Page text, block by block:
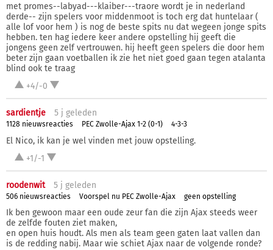
met promes--labyad---klaiber---traore wordt je in nederland
derde-- zijn spelers voor middenmoot is toch erg dat huntelaar (
alle lof voor hem ) is nog de beste spits nu dat wegeen jonge spits
hebben. ten hag iedere keer andere opstelling hij geeft die
jongens geen zelf vertrouwen. hij heeft geen spelers die door hem
beter zijn gaan voetballen ik zie het niet goed gaan tegen atalanta
blind ook te traag
+4/-0
sardientje 5 j geleden
1128 nieuwsreacties PEC Zwolle-Ajax 1-2 (0-1) 4-3-3
El Nico, ik kan je wel vinden met jouw opstelling.
+1/-1
roodenwit 5 j geleden
506 nieuwsreacties Voorspel nu PEC Zwolle-Ajax geen opstelling
Ik ben gewoon maar een oude zeur fan die zijn Ajax steeds weer
de zelfde fouten ziet maken,
en open huis houdt. Als men als team geen gaten laat vallen dan
is de redding nabij. Maar wie schiet Ajax naar de volgende ronde?